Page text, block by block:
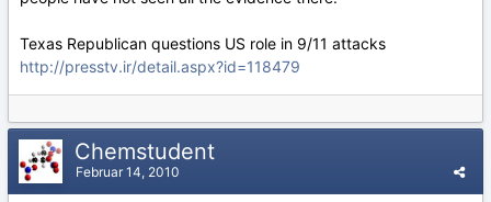
Texas Republican questions US role in 9/11 attacks
http://presstv.ir/detail.aspx?id=118479
Chemstudent
Februar 14, 2010